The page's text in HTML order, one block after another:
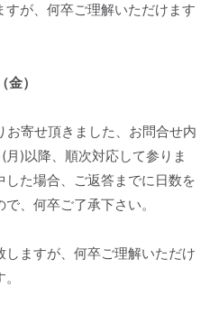
が、何卒ご理解いただけます
）
お寄せ頂きました、お問合せ内
)以降、順次対応して参りま
た場合、ご返答までに日数を
、何卒ご了承下さい。
ますが、何卒ご理解いただけ